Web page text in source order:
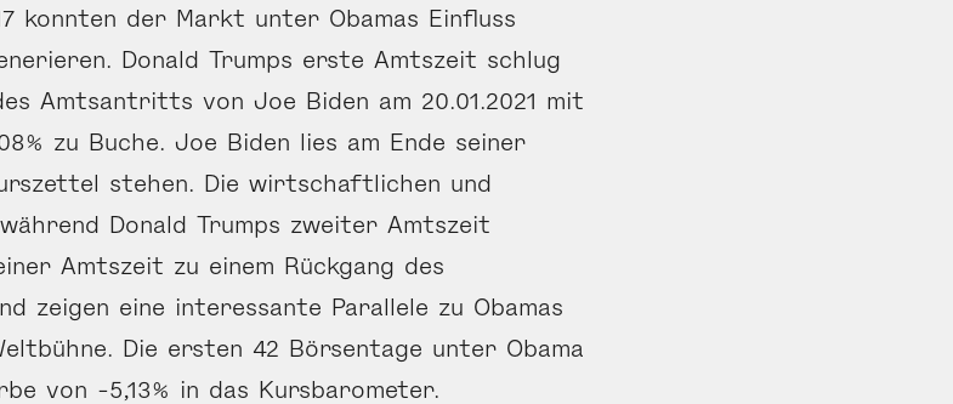
konnten der Markt unter Obamas Einfluss
Donald Trumps erste Amtszeit schlug
Amtsantritts von Joe Biden am 20.01.2021 mit
zu Buche. Joe Biden lies am Ende seiner
stehen. Die wirtschaftlichen und
Donald Trumps zweiter Amtszeit
Amtszeit zu einem Rückgang des
zeigen eine interessante Parallele zu Obamas
Die ersten 42 Börsentage unter Obama
von -5,13% in das Kursbarometer.